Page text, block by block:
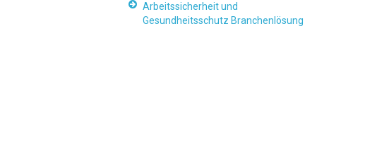
Arbeitssicherheit und
Gesundheitsschutz Branchenlösung